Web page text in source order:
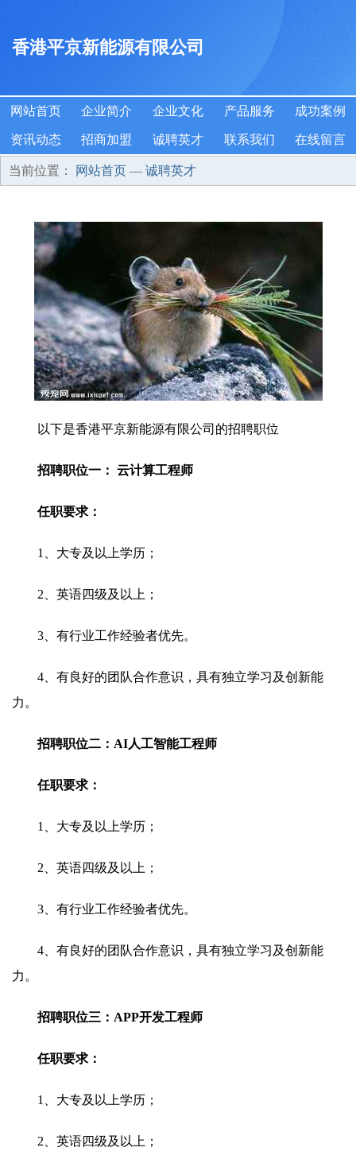
香港平京新能源有限公司
网站首页 企业简介 企业文化 产品服务 成功案例
资讯动态 招商加盟 诚聘英才 联系我们 在线留言
当前位置： 网站首页 — 诚聘英才
以下是香港平京新能源有限公司的招聘职位
招聘职位一： 云计算工程师
任职要求：
1、大专及以上学历；
2、英语四级及以上；
3、有行业工作经验者优先。
4、有良好的团队合作意识，具有独立学习及创新能
力。
招聘职位二：AI人工智能工程师
任职要求：
1、大专及以上学历；
2、英语四级及以上；
3、有行业工作经验者优先。
4、有良好的团队合作意识，具有独立学习及创新能
力。
招聘职位三：APP开发工程师
任职要求：
1、大专及以上学历；
2、英语四级及以上；